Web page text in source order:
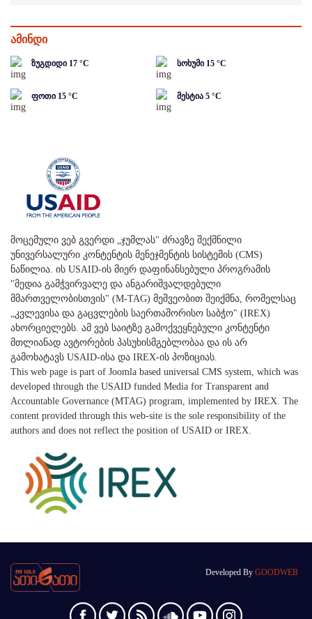
ამინდი
ზუგდიდი 17 °C სოხუმი 15 °C
ფოთი 15 °C მესტია 5 °C
მოცემული ვებ გვერდი „ჯუმლას" ძრავზე შექმნილი
უნივერსალური კონტენტის მენეჯმენტის სისტემის (CMS)
ნაწილია. ის USAID-ის მიერ დაფინანსებული პროგრამის
"მედია გამჭვირვალე და ანგარიშვალდებული
მმართველობისთვის" (M-TAG) მეშვეობით შეიქმნა, რომელსაც
„კვლევისა და გაცვლების საერთაშორისო საბჭო" (IREX)
ახორციელებს. ამ ვებ საიტზე გამოქვეყნებული კონტენტი
მთლიანად ავტორების პასუხისმგებლობაა და ის არ
გამოხატავს USAID-ისა და IREX-ის პოზიციას.
This web page is part of Joomla based universal CMS system, which was
developed through the USAID funded Media for Transparent and
Accountable Governance (MTAG) program, implemented by IREX. The
content provided through this web-site is the sole responsibility of the
authors and does not reflect the position of USAID or IREX.
Developed By GOODWEB